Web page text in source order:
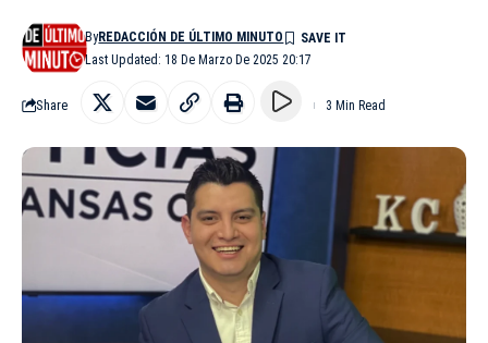
Last Updated: 18 De Marzo De 2025 20:17
ByREDACCIÓN DE ÚLTIMO MINUTO
Share 3 Min Read